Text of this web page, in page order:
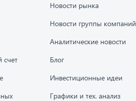
счет
Новости рынка
Новости группы компаний
Аналитические новости
Блог
Инвестиционные идеи
Графики и тех. анализ